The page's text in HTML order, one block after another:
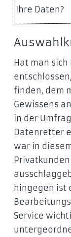
Ihre Daten?
Hat man
finden, dem
Gewissens
in der
Datenretter
war in
hingegen ist
Service